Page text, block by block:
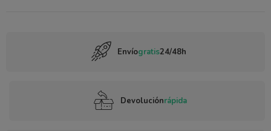
Envíogratis24/48h
Devoluciónrápida